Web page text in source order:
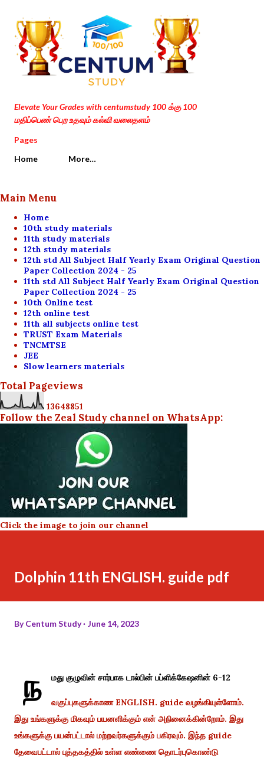
Skip to main content
Elevate Your Grades with centumstudy 100 க்கு 100
மதிப்பெண் பெற உதவும் கல்வி வலைதளம்
Pages
Home
More…
Main Menu
Home
10th study materials
11th study materials
12th study materials
12th std All Subject Half Yearly Exam Original Question
Paper Collection 2024 - 25
11th std All Subject Half Yearly Exam Original Question
Paper Collection 2024 - 25
10th Online test
12th online test
11th all subjects online test
TRUST Exam Materials
TNCMTSE
JEE
Slow learners materials
Total Pageviews
13648851
Follow the Zeal Study channel on WhatsApp:
Click the image to join our channel
Dolphin 11th ENGLISH. guide pdf
ByCentum Study June 14, 2023
ந மது குழுவின் சார்பாக டால்பின் பப்ளிக்கேஷனின் 6-12
வகுப்புகளுக்காண ENGLISH. guide வழங்கியுள்ளோம்.
இது உங்களுக்கு மிகவும் பயனளிக்கும் என் அநினைக்கின்றோம். இது
உங்களுக்கு பயன்பட்டால் மற்றவர்களுக்கும் பகிரவும். இந்த guide
தேவைபட்டால் புத்தகத்தில் உள்ள எண்ணை தொடர்புகொண்டு